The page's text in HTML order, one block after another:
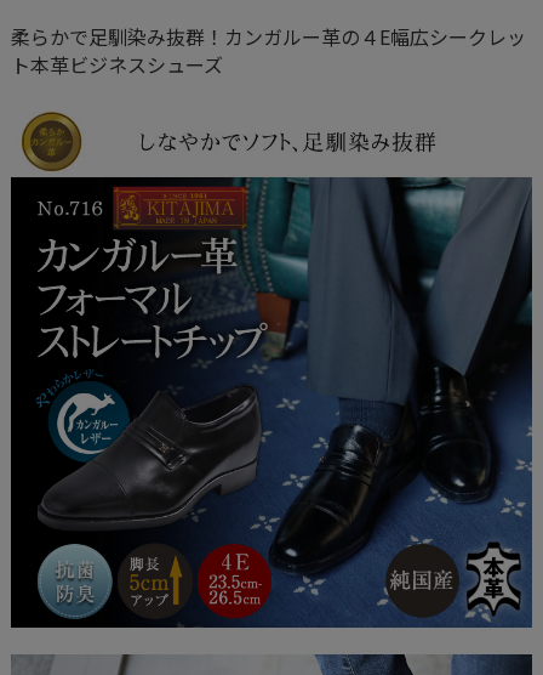
柔らかで足馴染み抜群！カンガルー革の４E幅広シークレッ
ト本革ビジネスシューズ